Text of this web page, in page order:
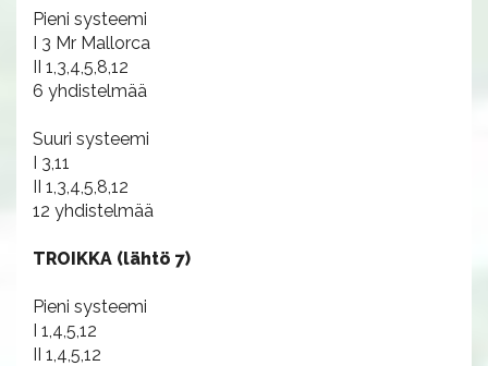
Pieni systeemi
I 3 Mr Mallorca
II 1,3,4,5,8,12
6 yhdistelmää
Suuri systeemi
I 3,11
II 1,3,4,5,8,12
12 yhdistelmää
TROIKKA (lähtö 7)
Pieni systeemi
I 1,4,5,12
II 1,4,5,12